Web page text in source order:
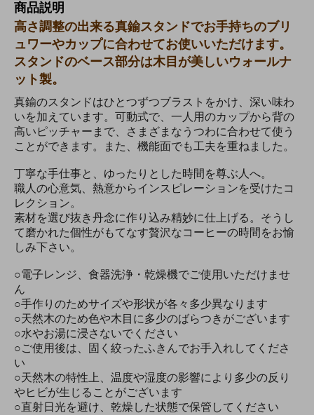
商品説明
高さ調整の出来る真鍮スタンドでお手持ちのブリ
ュワーやカップに合わせてお使いいただけます。
スタンドのベース部分は木目が美しいウォールナ
ット製。
真鍮のスタンドはひとつずつブラストをかけ、深い味わ
いを加えています。可動式で、一人用のカップから背の
高いピッチャーまで、さまざまなうつわに合わせて使う
ことができます。また、機能面でも工夫を重ねました。
丁寧な手仕事と、ゆったりとした時間を尊ぶ人へ。
職人の心意気、熱意からインスピレーションを受けたコ
レクション。
素材を選び抜き丹念に作り込み精妙に仕上げる。そうし
て磨かれた個性がもてなす贅沢なコーヒーの時間をお愉
しみ下さい。
○電子レンジ、食器洗浄・乾燥機でご使用いただけませ
ん
○手作りのためサイズや形状が各々多少異なります
○天然木のため色や木目に多少のばらつきがございます
○水やお湯に浸さないでください
○ご使用後は、固く絞ったふきんでお手入れしてくださ
い
○天然木の特性上、温度や湿度の影響により多少の反り
やヒビが生じることがございます
○直射日光を避け、乾燥した状態で保管してください